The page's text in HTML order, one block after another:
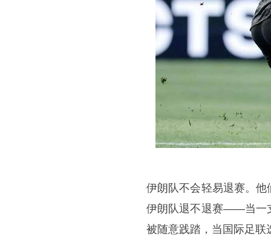
伊朗队不会轻易退赛。
伊朗队退不退赛——当一
被随意践踏，当国际足联